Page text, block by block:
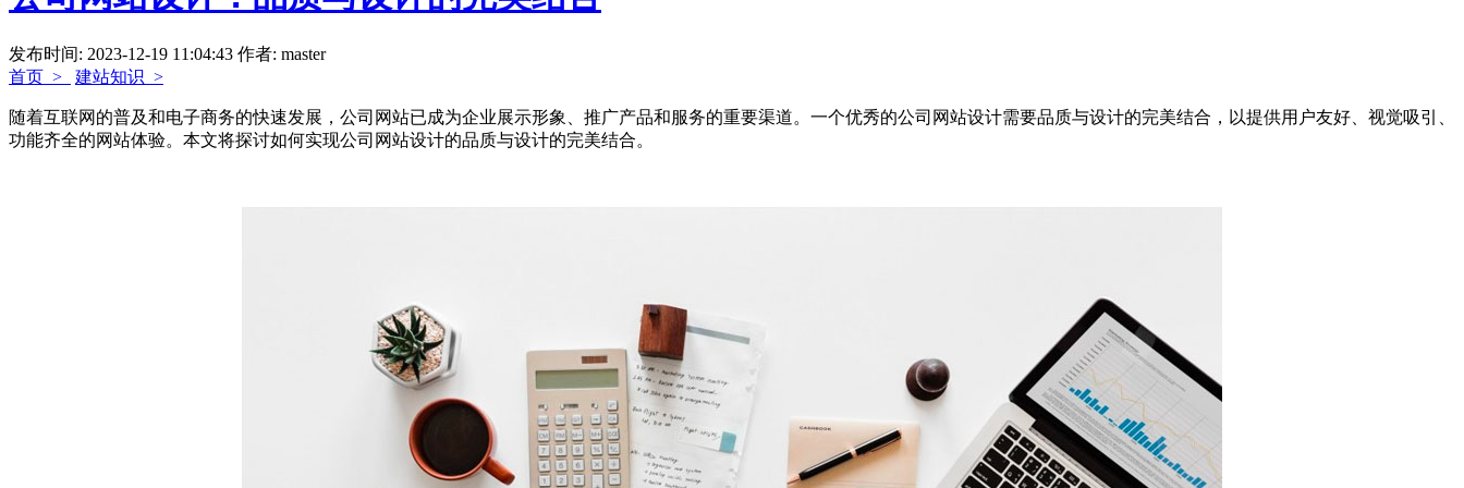
发布时间: 2023-12-19 11:04:43 作者: master
首页 >
建站知识 >
随着互联网的普及和电子商务的快速发展，公司网站已成为企业展示形象、推广产品和服务的重要渠道。一个优秀的公司网站设计需要品质与设计的完美结合，以提供用户友好、视觉吸引、
功能齐全的网站体验。本文将探讨如何实现公司网站设计的品质与设计的完美结合。